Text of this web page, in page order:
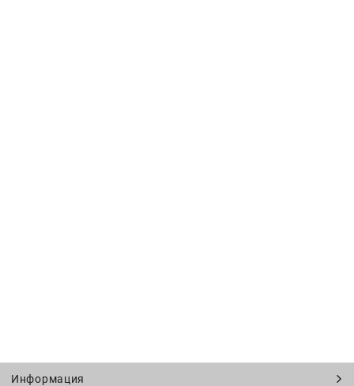
Информация